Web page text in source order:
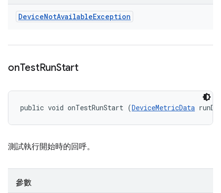
DeviceNotAvailableException
onTestRunStart
public void onTestRunStart (DeviceMetricData
測試執行開始時的回呼。
參數